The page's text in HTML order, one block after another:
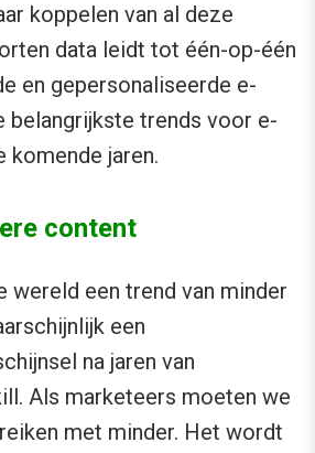
koppelen van al deze
data leidt tot één-op-één
en gepersonaliseerde e-
belangrijkste trends voor e-
komende jaren.
content
wereld een trend van minder
een
na jaren van
Als marketeers moeten we
met minder. Het wordt